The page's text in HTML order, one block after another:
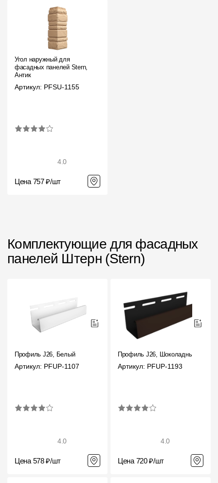
Угол наружный для
фасадных панелей Stern,
Антик
Артикул: PFSU-1155
4.0
Цена 757 ₽/шт
Комплектующие для фасадных
панелей Штерн (Stern)
Профиль J26, Белый
Артикул: PFUP-1107
4.0
Цена 578 ₽/шт
Профиль J26, Шоколадный
Артикул: PFUP-1193
4.0
Цена 720 ₽/шт